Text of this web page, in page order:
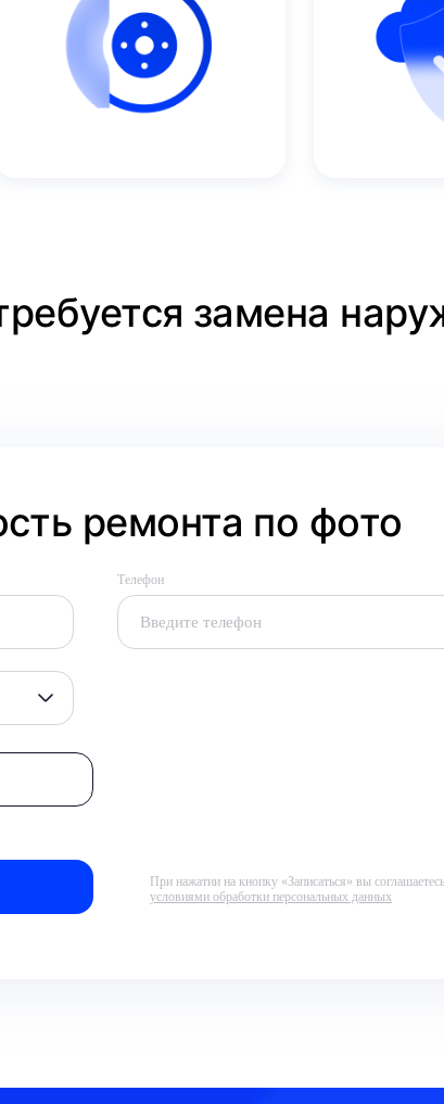
замена
ремонта по фото
Телефон
При нажатии на кнопку «Записаться» вы
условиями обработки персональных данных